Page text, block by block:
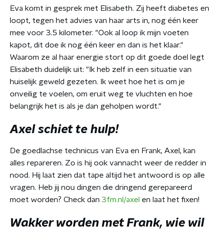
Eva komt in gesprek met Elisabeth. Zij heeft diabetes en
loopt, tegen het advies van haar arts in, nog één keer
mee voor 3.5 kilometer. "Ook al loop ik mijn voeten
kapot, dit doe ik nog één keer en dan is het klaar."
Waarom ze al haar energie stort op dit goede doel legt
Elisabeth duidelijk uit: "Ik heb zelf in een situatie van
huiselijk geweld gezeten. Ik weet hoe het is om je
onveilig te voelen, om eruit weg te vluchten en hoe
belangrijk het is als je dan geholpen wordt."
Axel schiet te hulp!
De goedlachse technicus van Eva en Frank, Axel, kan
alles repareren. Zo is hij ook vannacht weer de redder in
nood. Hij laat zien dat tape altijd het antwoord is op alle
vragen. Heb jij nou dingen die dringend gerepareerd
moet worden? Check dan 3fm.nl/axel en laat het fixen!
Wakker worden met Frank, wie wil